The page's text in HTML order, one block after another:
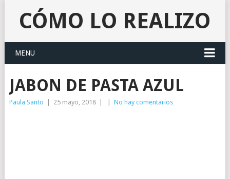
CÓMO LO REALIZO
MENU
JABON DE PASTA AZUL
Paula Santo 25 mayo, 2018 No hay comentarios